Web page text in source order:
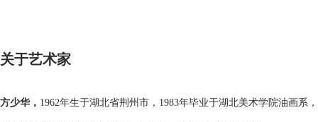
关于艺术家
方少华， 1962年生于湖北省荆州市，1983年毕业于湖北美术学院油画系，